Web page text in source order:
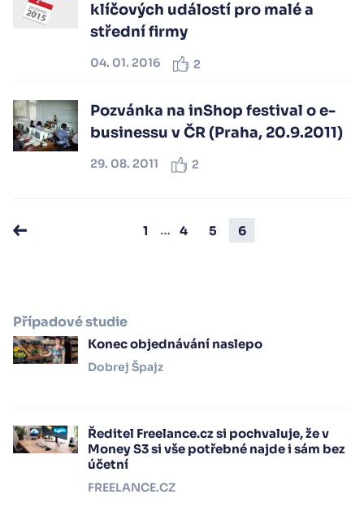
klíčových událostí pro malé a
střední firmy
04. 01. 2016 2
Pozvánka na inShop festival o e-
businessu v ČR (Praha, 20.9.2011)
29. 08. 2011 2
1 … 4 5 6
Případové studie
Konec objednávání naslepo
Dobrej Špajz
Ředitel Freelance.cz si pochvaluje, že v
Money S3 si vše potřebné najde i sám bez
účetní
FREELANCE.CZ